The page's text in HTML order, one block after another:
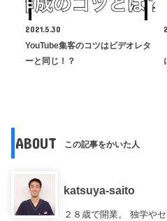
2021.5.30
YouTube集客のコツはビデオレタ
ーと同じ！？
ABOUT この記事をかいた人
katsuya-saito
２８歳で開業。 独学や